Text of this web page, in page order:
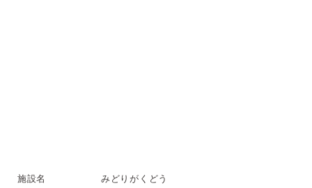
施設名 みどりがくどう